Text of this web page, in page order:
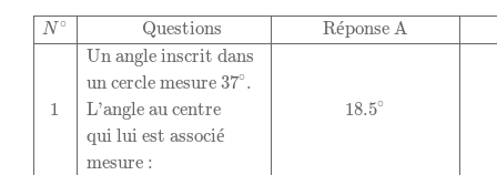
N ∘ Questions Réponse A
Un angle inscrit dans
un cercle mesure 37∘.
1
L'angle au centre 18.5∘
qui lui est associé
mesure :
N∘QuestionsRéponse ARéponse BRéponse CUn